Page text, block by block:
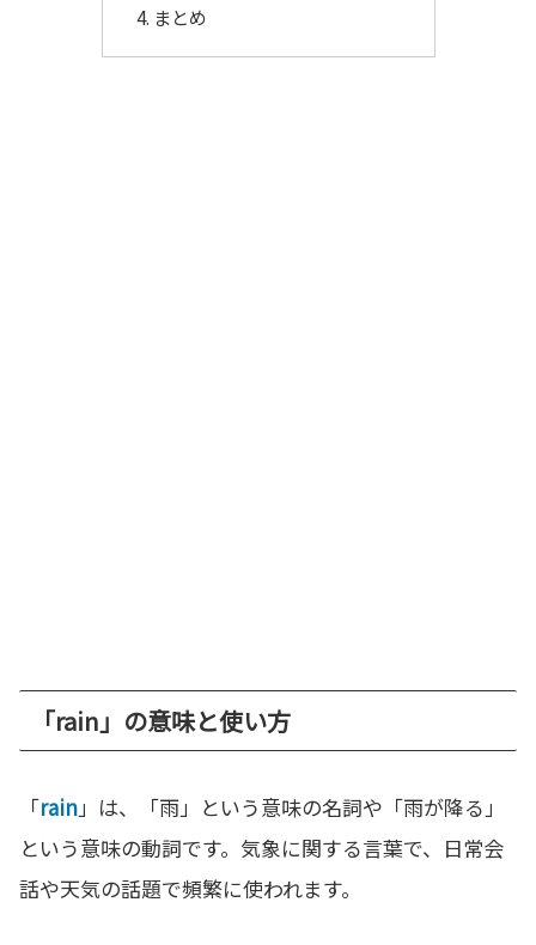
まとめ
「rain」の意味と使い方
「rain」は、「雨」という意味の名詞や「雨が降る」
という意味の動詞です。気象に関する言葉で、日常会
話や天気の話題で頻繁に使われます。